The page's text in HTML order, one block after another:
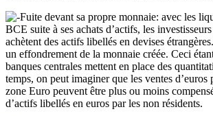
Fuite devant sa propre monnaie: avec les
BCE suite à ses achats d’actifs, les
achètent des actifs libellés en devises
un effondrement de la monnaie créée. Ceci
banques centrales mettent en place des
temps, on peut imaginer que les ventes d’euros
zone Euro peuvent être plus ou moins
d’actifs libellés en euros par les non résidents.